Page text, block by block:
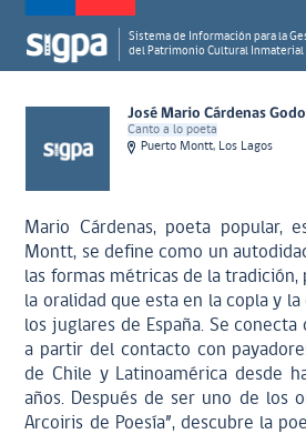
Sistema de Información para la
del Patrimonio Cultural Inmaterial
José Mario Cárdenas
Canto a lo poeta
Puerto Montt, Los Lagos
Mario Cárdenas, poeta popular,
Montt, se define como un
las formas métricas de la
la oralidad que esta en la copla y
los juglares de España. Se
a partir del contacto con
de Chile y Latinoamérica desde
años. Después de ser uno de los
Arcoiris de Poesía”, descubre la